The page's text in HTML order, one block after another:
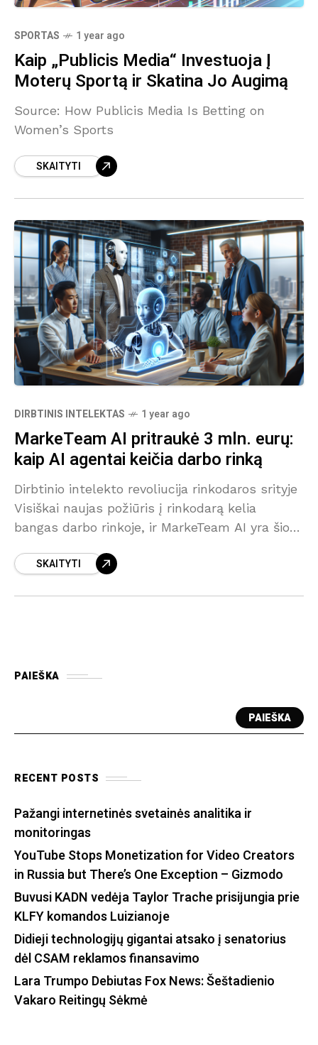
SPORTAS 1 year ago
Kaip „Publicis Media“ Investuoja Į
Moterų Sportą ir Skatina Jo Augimą
Source: How Publicis Media Is Betting on
Women’s Sports
SKAITYTI
DIRBTINIS INTELEKTAS 1 year ago
MarkeTeam AI pritraukė 3 mln. eurų:
kaip AI agentai keičia darbo rinką
Dirbtinio intelekto revoliucija rinkodaros srityje
Visiškai naujas požiūris į rinkodarą kelia
bangas darbo rinkoje, ir MarkeTeam AI yra šios
dirbtinio intelekto agentus, gebančius pakeisti
SKAITYTI
PAIEŠKA
PAIEŠKA
RECENT POSTS
Pažangi internetinės svetainės analitika ir
monitoringas
YouTube Stops Monetization for Video Creators
in Russia but There’s One Exception – Gizmodo
Buvusi KADN vedėja Taylor Trache prisijungia prie
KLFY komandos Luizianoje
Didieji technologijų gigantai atsako į senatorius
dėl CSAM reklamos finansavimo
Lara Trumpo Debiutas Fox News: Šeštadienio
Vakaro Reitingų Sėkmė